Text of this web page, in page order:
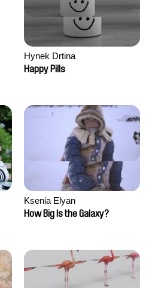
Hynek Drtina
Happy Pills
Ksenia Elyan
How Big Is the Galaxy?